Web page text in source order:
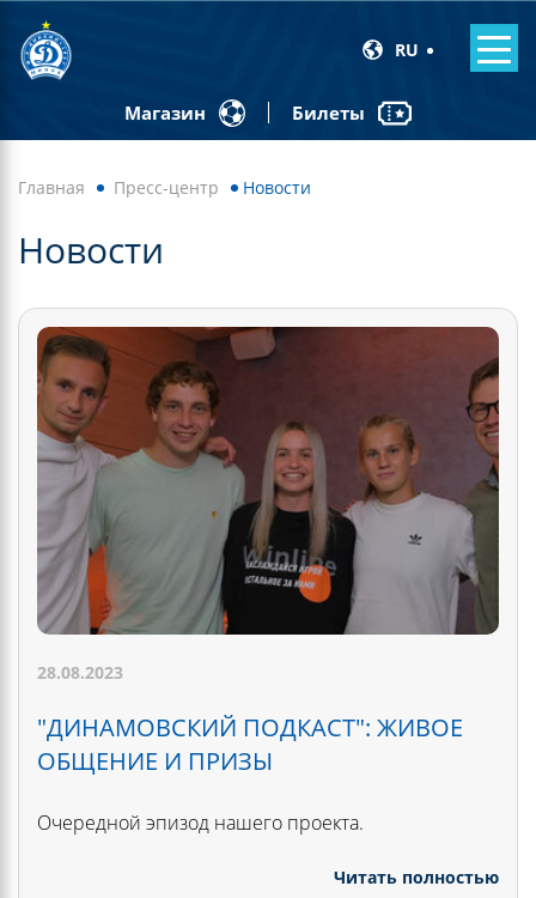
RU
Магазин Билеты
Главная Пресс-центр Новости
Новости
28.08.2023
"ДИНАМОВСКИЙ ПОДКАСТ": ЖИВОЕ
ОБЩЕНИЕ И ПРИЗЫ
Очередной эпизод нашего проекта.
Читать полностью